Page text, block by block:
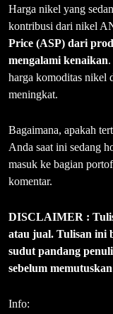
Harga nikel yang
kontribusi dari nikel
Price (ASP) dari
mengalami kenaikan
harga komoditas nikel
meningkat.
Bagaimana, apakah
Anda saat ini sedang
masuk ke bagian
komentar.
DISCLAIMER :
atau jual. Tulisan ini
sudut pandang
sebelum
Info: